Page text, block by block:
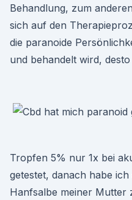
Behandlung, zum
sich auf den
die paranoide
und behandelt wird,
Tropfen 5% nur 1x bei
getestet, danach habe
Hanfsalbe meiner Mutter